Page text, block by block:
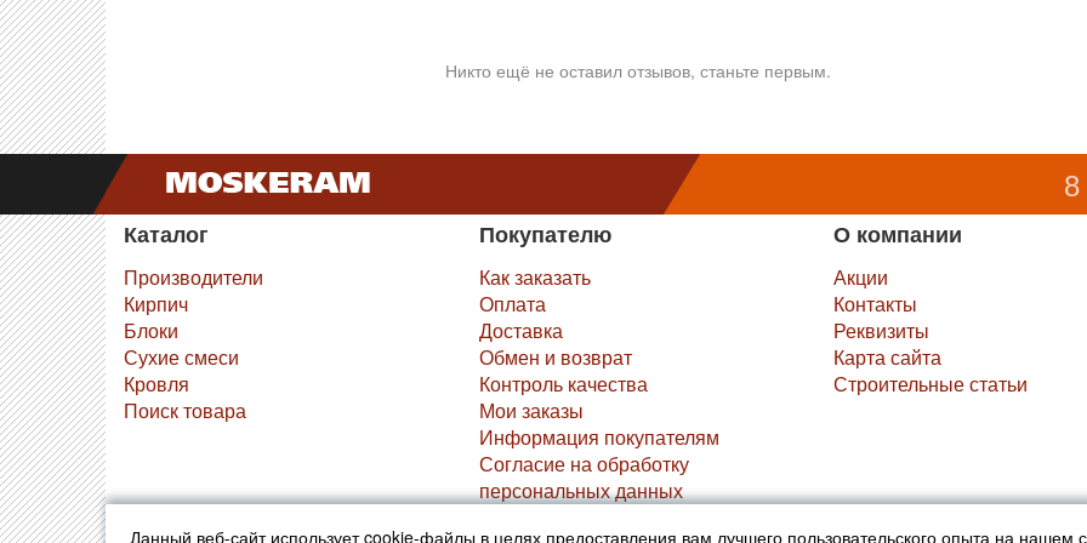
Данный веб-сайт использует cookie-файлы в целях предоставления вам лучшего пользовательского опыта на нашем
Никто ещё не оставил отзывов, станьте первым.
8
Каталог
Производители
Кирпич
Блоки
Сухие смеси
Кровля
Поиск товара
Покупателю
Как заказать
Оплата
Доставка
Обмен и возврат
Контроль качества
Мои заказы
Информация покупателям
Согласие на обработку
персональных данных
О компании
Акции
Контакты
Реквизиты
Карта сайта
Строительные статьи